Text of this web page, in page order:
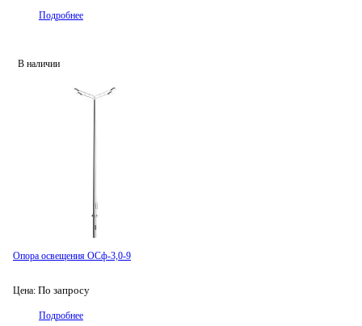
Подробнее
В наличии
Опора освещения ОСф-3,0-9
Цена: По запросу
Подробнее